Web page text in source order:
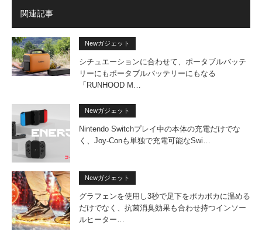
関連記事
Newガジェット
シチュエーションに合わせて、ポータブルバッテ
リーにもポータブルバッテリーにもなる
「RUNHOOD M…
Newガジェット
Nintendo Switchプレイ中の本体の充電だけでな
く、Joy-Conも単独で充電可能なSwi…
Newガジェット
グラフェンを使用し3秒で足下をポカポカに温める
だけでなく、抗菌消臭効果も合わせ持つインソー
ルヒーター…